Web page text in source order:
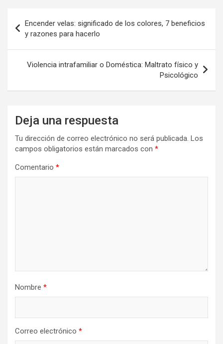
de
entradas
Encender velas: significado de los colores, 7 beneficios
y razones para hacerlo
Violencia intrafamiliar o Doméstica: Maltrato físico y
Psicológico
Deja una respuesta
Tu dirección de correo electrónico no será publicada. Los
campos obligatorios están marcados con *
Comentario *
Nombre *
Correo electrónico *